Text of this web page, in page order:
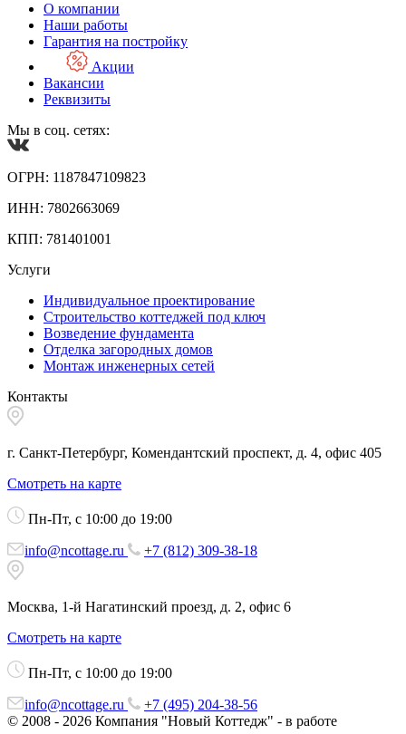
О компании
Наши работы
Гарантия на постройку
Акции
Вакансии
Реквизиты
Мы в соц. сетях:
ОГРН: 1187847109823
ИНН: 7802663069
КПП: 781401001
Услуги
Индивидуальное проектирование
Строительство коттеджей под ключ
Возведение фундамента
Отделка загородных домов
Монтаж инженерных сетей
Контакты
г. Санкт-Петербург, Комендантский проспект, д. 4, офис 405
Смотреть на карте
Пн-Пт, с 10:00 до 19:00
info@ncottage.ru +7 (812) 309-38-18
Москва, 1-й Нагатинский проезд, д. 2, офис 6
Смотреть на карте
Пн-Пт, с 10:00 до 19:00
info@ncottage.ru
+7 (495) 204-38-56
© 2008 - 2026 Компания "Новый Коттедж" - в работе